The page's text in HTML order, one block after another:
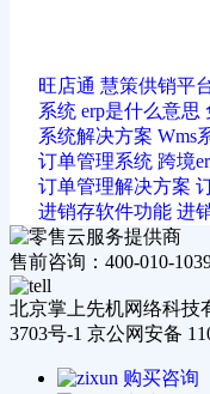
旺店通 慧策供销平
系统 erp是什么意思
系统解决方案 Wms
订单管理系统 跨境
订单管理解决方案
进销存软件功能 进
售前咨询：400-010-
北京掌上先机网络科技
3703号-1 京公网安备
购买咨询